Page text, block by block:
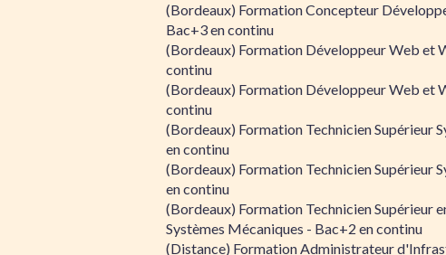
(Bordeaux) Formation Concepteur
Bac+3 en continu
(Bordeaux) Formation Développeur Web et
continu
(Bordeaux) Formation Développeur Web et
continu
(Bordeaux) Formation Technicien Supérieur
en continu
(Bordeaux) Formation Technicien Supérieur
en continu
(Bordeaux) Formation Technicien Supérieur
Systèmes Mécaniques - Bac+2 en continu
(Distance) Formation Administrateur